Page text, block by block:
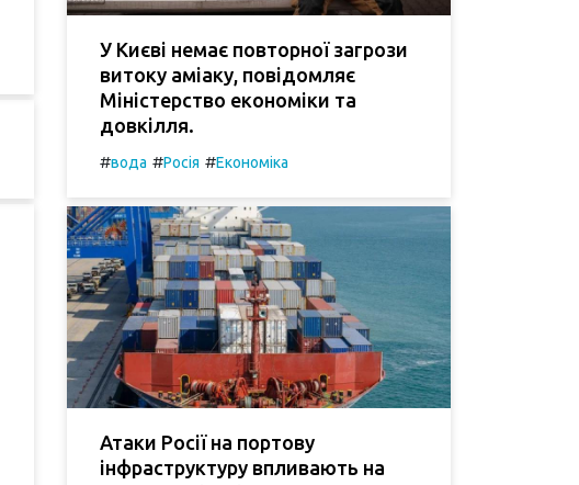
У Києві немає повторної загрози
витоку аміаку, повідомляє
Міністерство економіки та
довкілля.
#вода #Росія #Економіка
Атаки Росії на портову
інфраструктуру впливають на